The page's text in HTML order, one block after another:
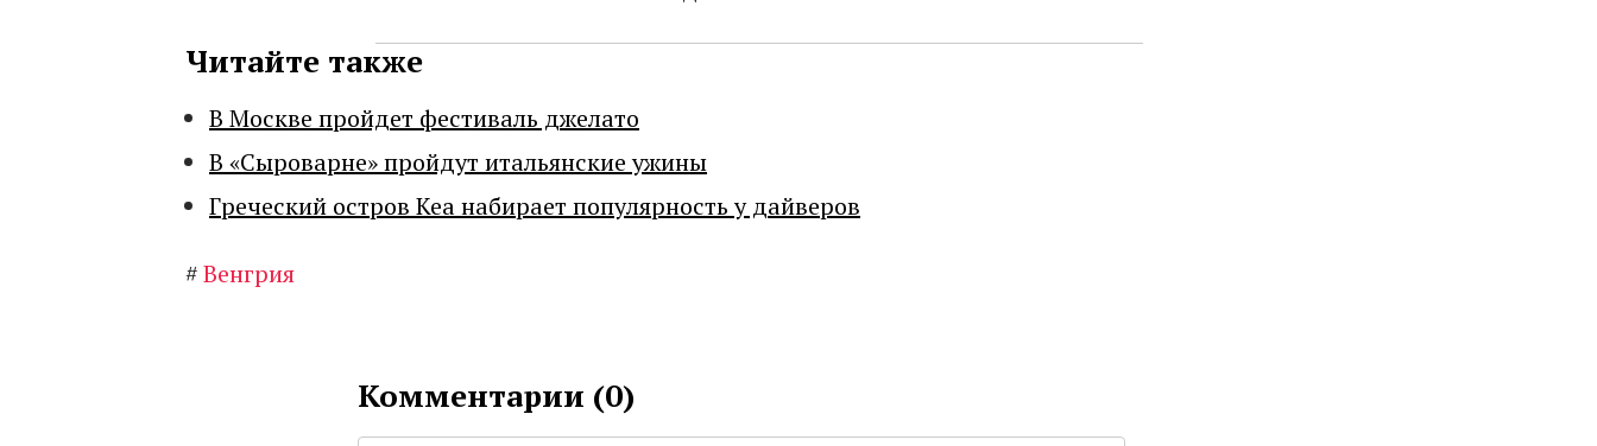
Читайте также
В Москве пройдет фестиваль джелато
В «Сыроварне» пройдут итальянские ужины
Греческий остров Кеа набирает популярность у дайверов
#Венгрия
Комментарии (0)